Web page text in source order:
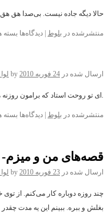
حالا دیگه جاده نیست. بی‌صدا هق
منتشرشده در بلوط دیدگاه‌ها برای
بسته
ارسال شده در 24 فوریه 2010 by
.ای تو روحت استاد که برامون
منتشرشده در بلوط دیدگاه‌ها برای
بسته
قصه‌های من و
ارسال شده در 23 فوریه 2010 by
چند روزه دوباره کار می‌‌کنم. از توی
بغلش و ببره. ببینم این یه مدت